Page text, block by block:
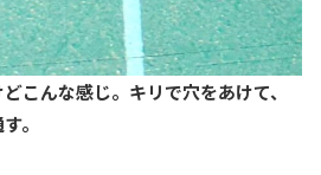
こんな感じ。キリで穴をあけて、
。